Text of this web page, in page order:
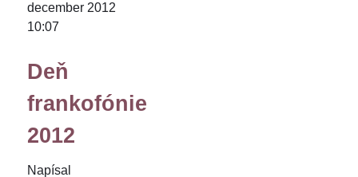
december 2012
10:07
Deň
frankofónie
2012
Napísal